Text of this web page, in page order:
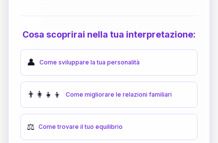
Cosa scoprirai nella tua interpretazione:
👤 Come sviluppare la tua personalità
👨‍👩‍👧‍👦 Come migliorare le relazioni familiari
⚖️ Come trovare il tuo equilibrio